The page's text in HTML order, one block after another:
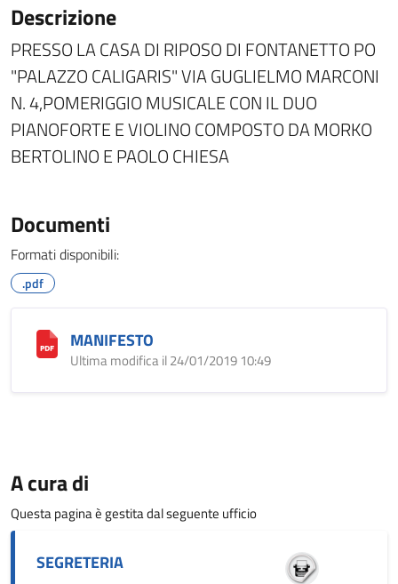
Descrizione
PRESSO LA CASA DI RIPOSO DI FONTANETTO PO
"PALAZZO CALIGARIS" VIA GUGLIELMO MARCONI
N. 4,POMERIGGIO MUSICALE CON IL DUO
PIANOFORTE E VIOLINO COMPOSTO DA MORKO
BERTOLINO E PAOLO CHIESA
Documenti
Formati disponibili:
.pdf
MANIFESTO
Ultima modifica il 24/01/2019 10:49
A cura di
Questa pagina è gestita dal seguente ufficio
SEGRETERIA